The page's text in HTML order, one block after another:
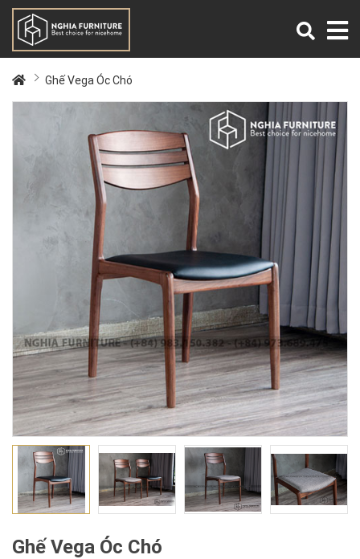
Ghế Vega Óc Chó
Ghế Vega Óc Chó